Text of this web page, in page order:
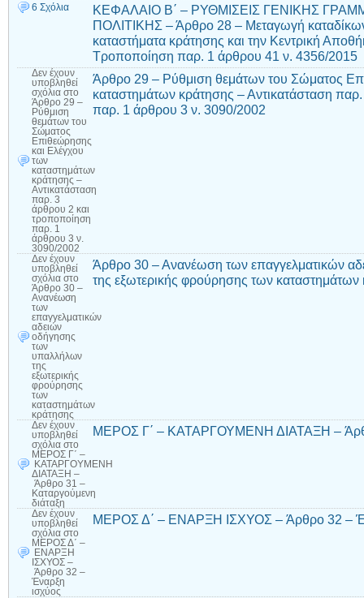
6 Σχόλια
ΚΕΦΑΛΑΙΟ Β΄ – ΡΥΘΜΙΣΕΙΣ ΓΕΝΙΚΗΣ
ΠΟΛΙΤΙΚΗΣ – Άρθρο 28 – Μεταγωγή
καταστήματα κράτησης και την Κεντρική
Τροποποίηση παρ. 1 άρθρου 41 ν. 4356/2015
Δεν έχουν
υποβληθεί
σχόλια στο
Άρθρο 29 –
Ρύθμιση
θεμάτων του
Σώματος
Επιθεώρησης
και Ελέγχου
των
καταστημάτων
κράτησης –
Αντικατάσταση
παρ. 3
άρθρου 2 και
τροποποίηση
παρ. 1
άρθρου 3 ν.
3090/2002
Άρθρο 29 – Ρύθμιση θεμάτων του Σώματος
καταστημάτων κράτησης – Αντικατάσταση
παρ. 1 άρθρου 3 ν. 3090/2002
Δεν έχουν
υποβληθεί
σχόλια στο
Άρθρο 30 –
Ανανέωση
των
επαγγελματικών
αδειών
οδήγησης
των
υπαλλήλων
της
εξωτερικής
φρούρησης
των
καταστημάτων
κράτησης
Άρθρο 30 – Ανανέωση των επαγγελματικών
της εξωτερικής φρούρησης των καταστημάτων
Δεν έχουν
υποβληθεί
σχόλια στο
ΜΕΡΟΣ Γ΄ –
ΚΑΤΑΡΓΟΥΜΕΝΗ
ΔΙΑΤΑΞΗ –
Άρθρο 31 –
Καταργούμενη
διάταξη
ΜΕΡΟΣ Γ΄ – ΚΑΤΑΡΓΟΥΜΕΝΗ ΔΙΑΤΑΞΗ –
Δεν έχουν
υποβληθεί
σχόλια στο
ΜΕΡΟΣ Δ΄ –
ΕΝΑΡΞΗ
ΙΣΧΥΟΣ –
Άρθρο 32 –
Έναρξη
ισχύος
ΜΕΡΟΣ Δ΄ – ΕΝΑΡΞΗ ΙΣΧΥΟΣ – Άρθρο 32 –